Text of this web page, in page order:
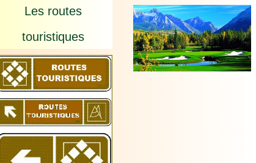
Les routes
touristiques